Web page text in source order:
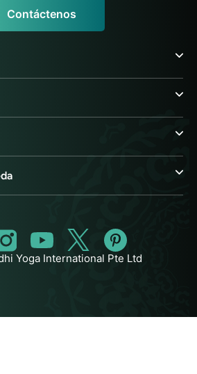
Contáctenos
Yoga International Pte Ltd